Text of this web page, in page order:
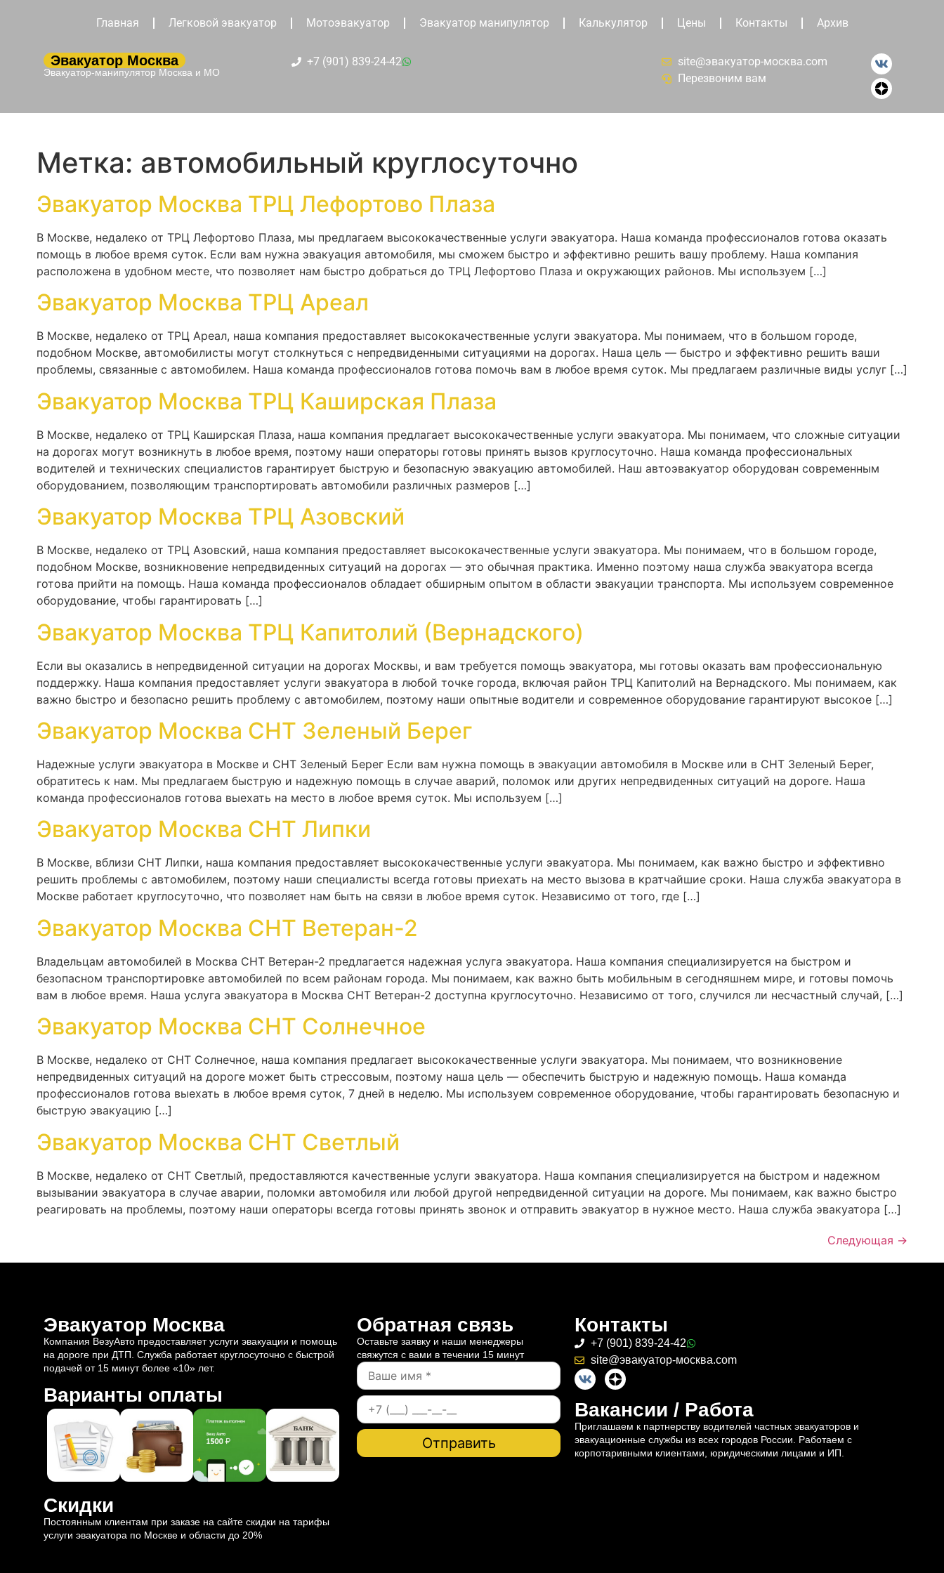
Главная Легковой эвакуатор Мотоэвакуатор Эвакуатор манипулятор Калькулятор Цены Контакты Архив
Эвакуатор Москва
Эвакуатор-манипулятор Москва и МО
+7 (901) 839-24-42
site@эвакуатор-москва.com
Перезвоним вам
Метка: автомобильный круглосуточно
Эвакуатор Москва ТРЦ Лефортово Плаза
В Москве, недалеко от ТРЦ Лефортово Плаза, мы предлагаем высококачественные услуги эвакуатора. Наша команда профессионалов готова оказать
помощь в любое время суток. Если вам нужна эвакуация автомобиля, мы сможем быстро и эффективно решить вашу проблему. Наша компания
расположена в удобном месте, что позволяет нам быстро добраться до ТРЦ Лефортово Плаза и окружающих районов. Мы используем […]
Эвакуатор Москва ТРЦ Ареал
В Москве, недалеко от ТРЦ Ареал, наша компания предоставляет высококачественные услуги эвакуатора. Мы понимаем, что в большом городе,
подобном Москве, автомобилисты могут столкнуться с непредвиденными ситуациями на дорогах. Наша цель — быстро и эффективно решить ваши
проблемы, связанные с автомобилем. Наша команда профессионалов готова помочь вам в любое время суток. Мы предлагаем различные виды услуг […]
Эвакуатор Москва ТРЦ Каширская Плаза
В Москве, недалеко от ТРЦ Каширская Плаза, наша компания предлагает высококачественные услуги эвакуатора. Мы понимаем, что сложные ситуации
на дорогах могут возникнуть в любое время, поэтому наши операторы готовы принять вызов круглосуточно. Наша команда профессиональных
водителей и технических специалистов гарантирует быструю и безопасную эвакуацию автомобилей. Наш автоэвакуатор оборудован современным
оборудованием, позволяющим транспортировать автомобили различных размеров […]
Эвакуатор Москва ТРЦ Азовский
В Москве, недалеко от ТРЦ Азовский, наша компания предоставляет высококачественные услуги эвакуатора. Мы понимаем, что в большом городе,
подобном Москве, возникновение непредвиденных ситуаций на дорогах — это обычная практика. Именно поэтому наша служба эвакуатора всегда
готова прийти на помощь. Наша команда профессионалов обладает обширным опытом в области эвакуации транспорта. Мы используем современное
оборудование, чтобы гарантировать […]
Эвакуатор Москва ТРЦ Капитолий (Вернадского)
Если вы оказались в непредвиденной ситуации на дорогах Москвы, и вам требуется помощь эвакуатора, мы готовы оказать вам профессиональную
поддержку. Наша компания предоставляет услуги эвакуатора в любой точке города, включая район ТРЦ Капитолий на Вернадского. Мы понимаем, как
важно быстро и безопасно решить проблему с автомобилем, поэтому наши опытные водители и современное оборудование гарантируют высокое […]
Эвакуатор Москва СНТ Зеленый Берег
Надежные услуги эвакуатора в Москве и СНТ Зеленый Берег Если вам нужна помощь в эвакуации автомобиля в Москве или в СНТ Зеленый Берег,
обратитесь к нам. Мы предлагаем быструю и надежную помощь в случае аварий, поломок или других непредвиденных ситуаций на дороге. Наша
команда профессионалов готова выехать на место в любое время суток. Мы используем […]
Эвакуатор Москва СНТ Липки
В Москве, вблизи СНТ Липки, наша компания предоставляет высококачественные услуги эвакуатора. Мы понимаем, как важно быстро и эффективно
решить проблемы с автомобилем, поэтому наши специалисты всегда готовы приехать на место вызова в кратчайшие сроки. Наша служба эвакуатора в
Москве работает круглосуточно, что позволяет нам быть на связи в любое время суток. Независимо от того, где […]
Эвакуатор Москва СНТ Ветеран-2
Владельцам автомобилей в Москва СНТ Ветеран-2 предлагается надежная услуга эвакуатора. Наша компания специализируется на быстром и
безопасном транспортировке автомобилей по всем районам города. Мы понимаем, как важно быть мобильным в сегодняшнем мире, и готовы помочь
вам в любое время. Наша услуга эвакуатора в Москва СНТ Ветеран-2 доступна круглосуточно. Независимо от того, случился ли несчастный случай, […]
Эвакуатор Москва СНТ Солнечное
В Москве, недалеко от СНТ Солнечное, наша компания предлагает высококачественные услуги эвакуатора. Мы понимаем, что возникновение
непредвиденных ситуаций на дороге может быть стрессовым, поэтому наша цель — обеспечить быструю и надежную помощь. Наша команда
профессионалов готова выехать в любое время суток, 7 дней в неделю. Мы используем современное оборудование, чтобы гарантировать безопасную и
быструю эвакуацию […]
Эвакуатор Москва СНТ Светлый
В Москве, недалеко от СНТ Светлый, предоставляются качественные услуги эвакуатора. Наша компания специализируется на быстром и надежном
вызывании эвакуатора в случае аварии, поломки автомобиля или любой другой непредвиденной ситуации на дороге. Мы понимаем, как важно быстро
реагировать на проблемы, поэтому наши операторы всегда готовы принять звонок и отправить эвакуатор в нужное место. Наша служба эвакуатора […]
Следующая →
Эвакуатор Москва
Компания ВезуАвто предоставляет услуги эвакуации и помощь
на дороге при ДТП. Служба работает круглосуточно с быстрой
подачей от 15 минут более «10» лет.
Варианты оплаты
Скидки
Постоянным клиентам при заказе на сайте скидки на тарифы
услуги эвакуатора по Москве и области до 20%
Обратная связь
Оставьте заявку и наши менеджеры
свяжутся с вами в течении 15 минут
Контакты
+7 (901) 839-24-42
site@эвакуатор-москва.com
Вакансии / Работа
Приглашаем к партнерству водителей частных эвакуаторов и
эвакуационные службы из всех городов России. Работаем с
корпотаривными клиентами, юридическими лицами и ИП.